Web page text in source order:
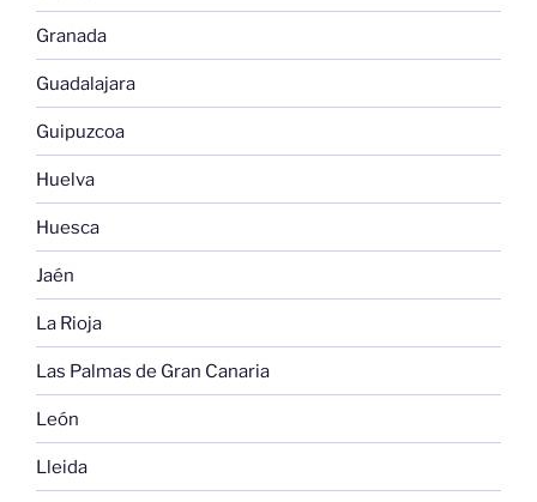
Granada
Guadalajara
Guipuzcoa
Huelva
Huesca
Jaén
La Rioja
Las Palmas de Gran Canaria
León
Lleida